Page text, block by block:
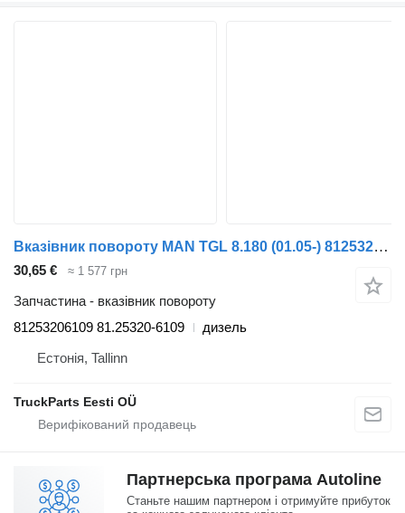
Вказівник повороту MAN TGL 8.180 (01.05-) 81253206109 до тягача MAN TGL, TGM, TGS, TGX (2005-2021)
30,65 € ≈ 1 577 грн
Запчастина - вказівник повороту
81253206109 81.25320-6109
дизель
Естонія, Tallinn
TruckParts Eesti OÜ
Партнерська програма Autoline
Станьте нашим партнером і отримуйте прибуток